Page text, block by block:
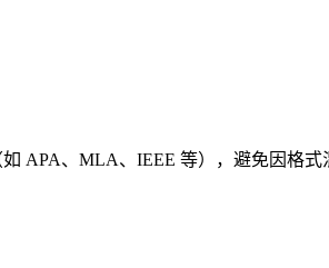
APA、MLA、IEEE 等），避免因格式